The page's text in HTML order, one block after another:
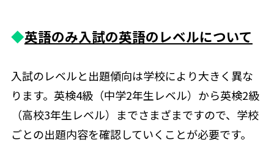
◆英語のみ入試の英語のレベルについて
入試のレベルと出題傾向は学校により大きく異な
ります。英検4級（中学2年生レベル）から英検2級
（高校3年生レベル）までさまざまですので、学校
ごとの出題内容を確認していくことが必要です。